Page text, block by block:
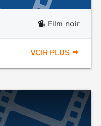
Film noir
VOIR PLUS